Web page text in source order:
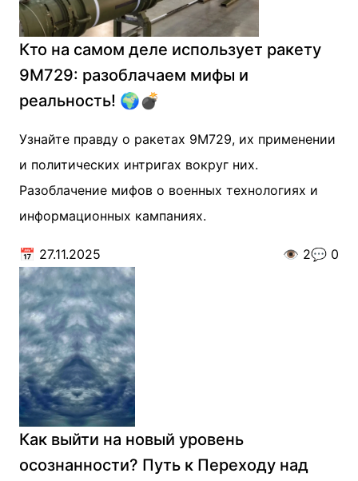
Кто на самом деле использует ракету
9М729: разоблачаем мифы и
реальность! 🌍💣
Узнайте правду о ракетах 9М729, их применении
и политических интригах вокруг них.
Разоблачение мифов о военных технологиях и
информационных кампаниях.
📅 27.11.2025 👁️ 2💬 0
Как выйти на новый уровень
осознанности? Путь к Переходу над